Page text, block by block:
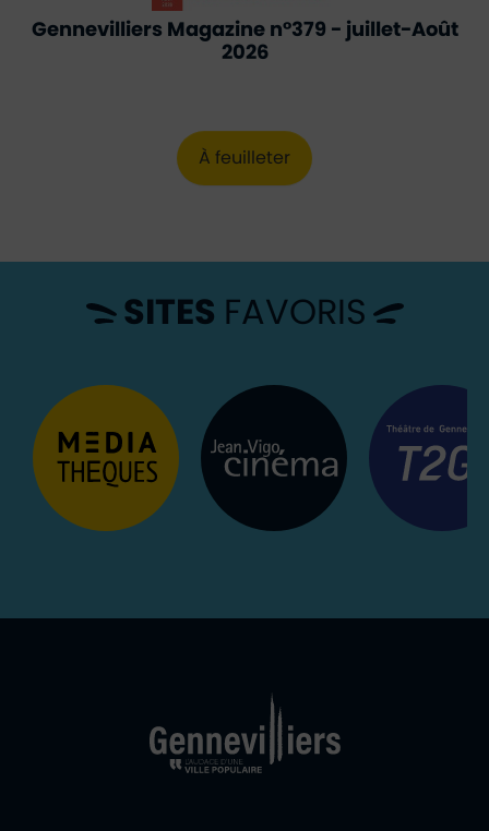
Gennevilliers Magazine n°379 - juillet-Août 2026
Gennevilliers Magazine n°379 - juillet-Août
2026
À feuilleter
SITES FAVORIS
Médiathèques Jean Vigo